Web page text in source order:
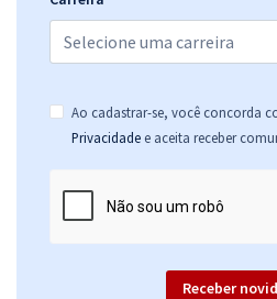
Ao cadastrar-se, você concorda
Privacidade e aceita receber
Receber